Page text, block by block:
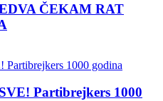
ČEKAM RAT
Partibrejkers 1000